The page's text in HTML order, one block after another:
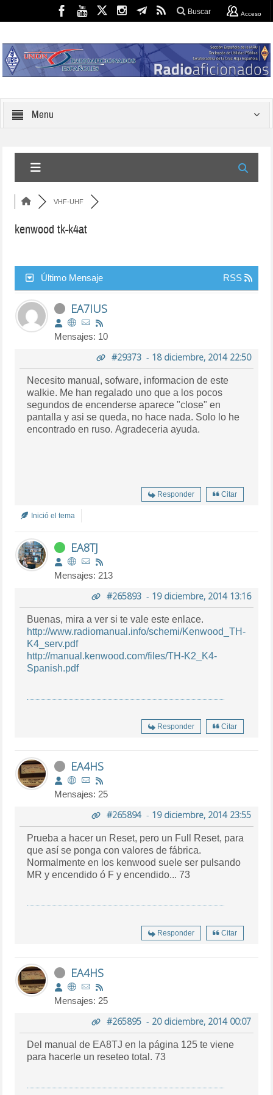
Buscar Acceso
Menu
VHF-UHF
kenwood tk-k4at
Último Mensaje RSS
EA7IUS
Mensajes: 10
#29373- 18 diciembre, 2014 22:50
Necesito manual, sofware, informacion de este
walkie. Me han regalado uno que a los pocos
segundos de encenderse aparece "close" en
pantalla y asi se queda, no hace nada. Solo lo he
encontrado en ruso. Agradeceria ayuda.
Responder Citar
Inició el tema
EA8TJ
Mensajes: 213
#265893- 19 diciembre, 2014 13:16
Buenas, mira a ver si te vale este enlace.
http://www.radiomanual.info/schemi/Kenwood_TH-
K4_serv.pdf
http://manual.kenwood.com/files/TH-K2_K4-
Spanish.pdf
Responder Citar
EA4HS
Mensajes: 25
#265894- 19 diciembre, 2014 23:55
Prueba a hacer un Reset, pero un Full Reset, para
que así se ponga con valores de fábrica.
Normalmente en los kenwood suele ser pulsando
MR y encendido ó F y encendido... 73
Responder Citar
EA4HS
Mensajes: 25
#265895- 20 diciembre, 2014 00:07
Del manual de EA8TJ en la página 125 te viene
para hacerle un reseteo total. 73